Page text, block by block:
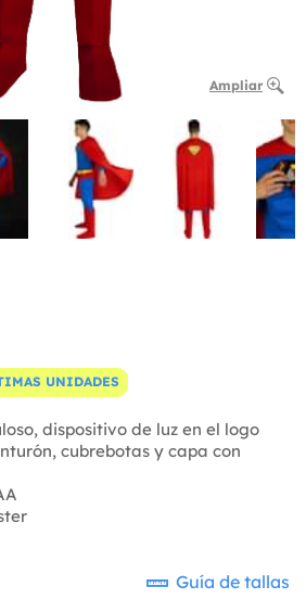
Ampliar
UNIDADES
dispositivo de luz en el logo
cubrebotas y capa con
Guía de tallas